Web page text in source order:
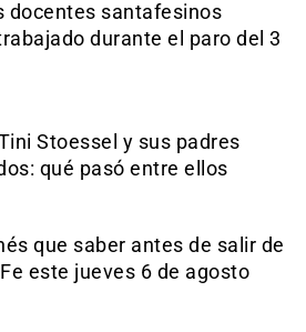
docentes santafesinos
durante el paro del 3
Stoessel y sus padres
qué pasó entre ellos
que saber antes de salir de
este jueves 6 de agosto